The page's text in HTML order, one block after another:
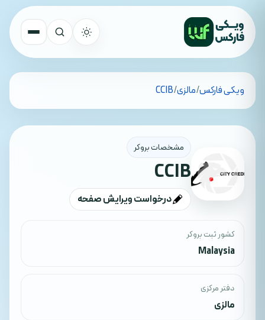
تمام کشورهاویکی فارکس/مالزی/
CCIB
مشخصات بروکر
CCIB
درخواست ویرایش صفحه
کشور ثبت بروکر
Malaysia
دفتر مرکزی
مالزی